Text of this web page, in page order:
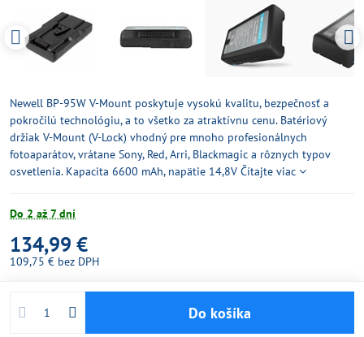
Newell BP-95W V-Mount poskytuje vysokú kvalitu, bezpečnosť a
pokročilú technológiu, a to všetko za atraktívnu cenu. Batériový
držiak V-Mount (V-Lock) vhodný pre mnoho profesionálnych
fotoaparátov, vrátane Sony, Red, Arri, Blackmagic a rôznych typov
osvetlenia. Kapacita 6600 mAh, napätie 14,8V Čítajte viac
Do 2 až 7 dní
134,99 €
109,75 € bez DPH
Do košíka